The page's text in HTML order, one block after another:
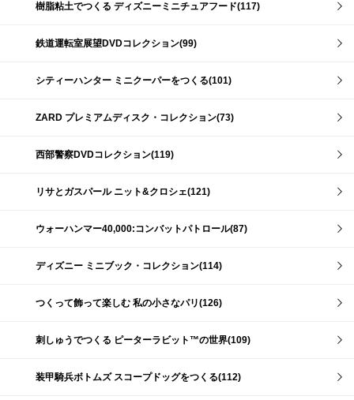
樹脂粘土でつくる ディズニーミニチュアフード(117)
鉄道運転室展望DVDコレクション(99)
シティーハンター ミニクーパーをつくる(101)
ZARD プレミアムディスク・コレクション(73)
西部警察DVDコレクション(119)
リサとガスパール ニット&クロシェ(121)
ウォーハンマー40,000:コンバットパトロール(87)
ディズニー ミニブック・コレクション(114)
つくって飾って楽しむ 私の小さなパリ(126)
刺しゅうでつくる ピーターラビット™の世界(109)
装甲騎兵ボトムズ スコープドッグをつくる(112)